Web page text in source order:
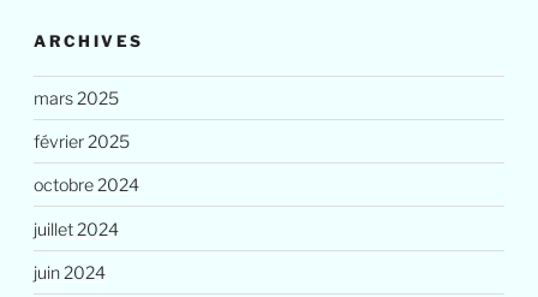
ARCHIVES
mars 2025
février 2025
octobre 2024
juillet 2024
juin 2024